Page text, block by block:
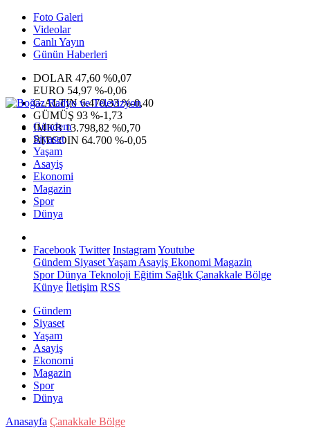
Foto Galeri
Videolar
Canlı Yayın
Günün Haberleri
DOLAR 47,60 %0,07
EURO 54,97 %-0,06
G.ALTIN6.470,33 %-0,40
GÜMÜŞ 93 %-1,73
IMKB13.798,82 %0,70
BITCOIN 64.700 %-0,05
Gündem
Siyaset
Yaşam
Asayiş
Ekonomi
Magazin
Spor
Dünya
Facebook Twitter InstagramYoutube
Gündem SiyasetYaşam Asayiş Ekonomi Magazin
SporDünya Teknoloji Eğitim Sağlık Çanakkale Bölge
Künye İletişim RSS
Gündem
Siyaset
Yaşam
Asayiş
Ekonomi
Magazin
Spor
Dünya
Anasayfa Çanakkale Bölge